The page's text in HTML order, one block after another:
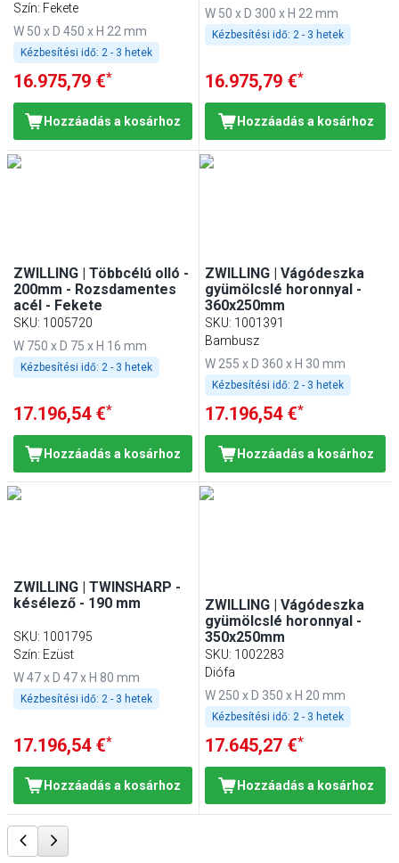
Szín: Fekete
W 50 x D 450 x H 22 mm
Kézbesítési idő: 2 - 3 hetek
16.975,79 €*
Hozzáadás a kosárhoz
W 50 x D 300 x H 22 mm
Kézbesítési idő: 2 - 3 hetek
16.975,79 €*
Hozzáadás a kosárhoz
ZWILLING | Többcélú olló -
200mm - Rozsdamentes
acél - Fekete
SKU: 1005720
W 750 x D 75 x H 16 mm
Kézbesítési idő: 2 - 3 hetek
17.196,54 €*
Hozzáadás a kosárhoz
ZWILLING | Vágódeszka
gyümölcslé horonnyal -
360x250mm
SKU: 1001391
Bambusz
W 255 x D 360 x H 30 mm
Kézbesítési idő: 2 - 3 hetek
17.196,54 €*
Hozzáadás a kosárhoz
ZWILLING | TWINSHARP -
késélező - 190 mm
SKU: 1001795
Szín: Ezüst
W 47 x D 47 x H 80 mm
Kézbesítési idő: 2 - 3 hetek
17.196,54 €*
Hozzáadás a kosárhoz
ZWILLING | Vágódeszka
gyümölcslé horonnyal -
350x250mm
SKU: 1002283
Diófa
W 250 x D 350 x H 20 mm
Kézbesítési idő: 2 - 3 hetek
17.645,27 €*
Hozzáadás a kosárhoz